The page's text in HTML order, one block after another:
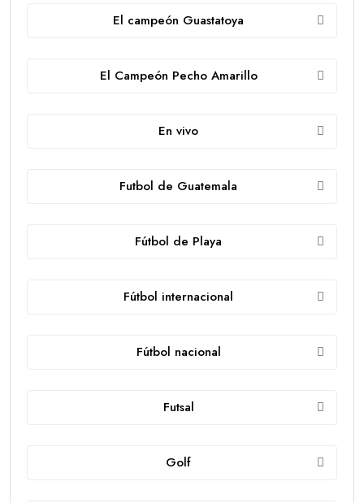
El campeón Guastatoya
El Campeón Pecho Amarillo
En vivo
Futbol de Guatemala
Fútbol de Playa
Fútbol internacional
Fútbol nacional
Futsal
Golf